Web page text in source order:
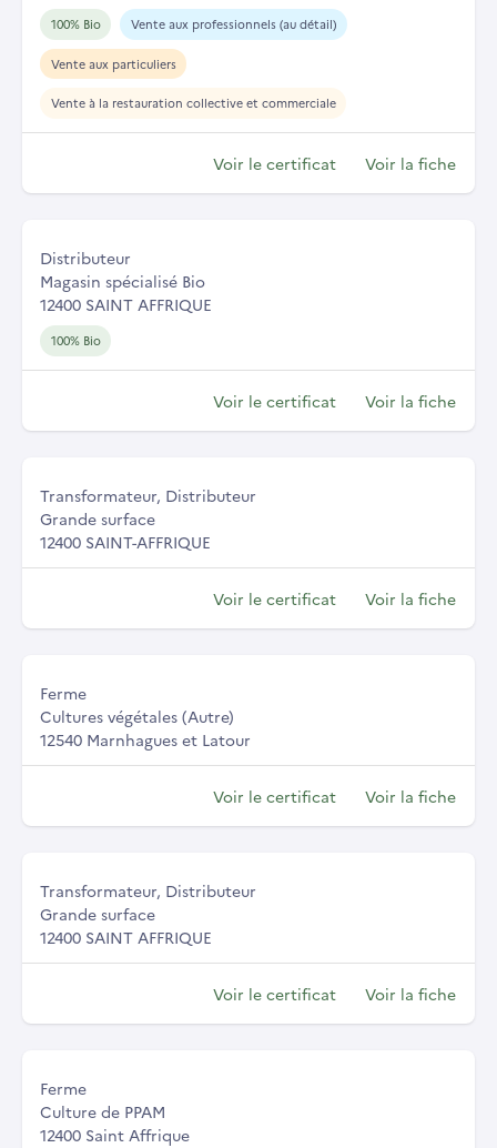
100% Bio Vente aux professionnels (au détail)
Vente aux particuliers
Vente à la restauration collective et commerciale
Voir le certificat Voir la fiche
Distributeur
Magasin spécialisé Bio
12400 SAINT AFFRIQUE
100% Bio
Voir le certificat Voir la fiche
Transformateur, Distributeur
Grande surface
12400 SAINT-AFFRIQUE
Voir le certificat Voir la fiche
Ferme
Cultures végétales (Autre)
12540 Marnhagues et Latour
Voir le certificat Voir la fiche
Transformateur, Distributeur
Grande surface
12400 SAINT AFFRIQUE
Voir le certificat Voir la fiche
Ferme
Culture de PPAM
12400 Saint Affrique